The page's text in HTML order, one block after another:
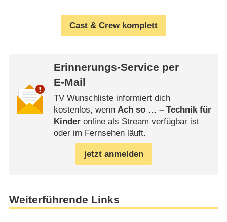
Cast & Crew komplett
Erinnerungs-Service per
E-Mail
TV Wunschliste informiert dich
kostenlos, wenn Ach so … – Technik für
Kinderonline als Stream verfügbar ist
oder im Fernsehen läuft.
jetzt anmelden
Weiterführende Links